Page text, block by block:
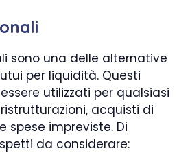
sono una delle alternative
per liquidità. Questi
utilizzati per qualsiasi
acquisti di
spese impreviste. Di
da considerare: